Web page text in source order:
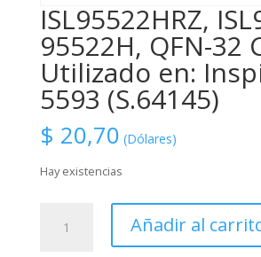
ISL95522HRZ,
95522H, QFN-32
Utilizado en:
5593 (S.64145)
$ 20,70 (Dólares)
Hay existencias
ISL95522H,
Añadir al